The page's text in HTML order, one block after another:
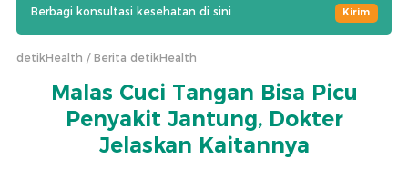
Berbagi konsultasi kesehatan di sini Kirim
detikHealth Berita detikHealth
Malas Cuci Tangan Bisa Picu
Penyakit Jantung, Dokter
Jelaskan Kaitannya